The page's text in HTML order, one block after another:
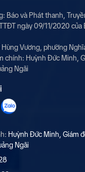
Báo và Phát thanh,
ngày 09/11/2020 của
Vương, phường
chính: Huỳnh Đức Minh,
Ngãi
Huỳnh Đức Minh, Giám
Ngãi